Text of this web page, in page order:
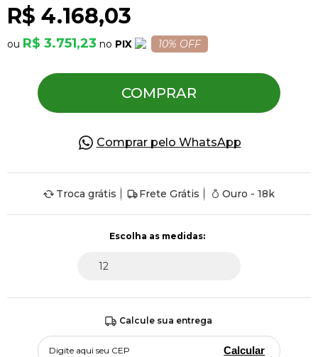
R$ 4.168,03
R$ 3.751,23 PIX 10% OFF
COMPRAR
Comprar pelo WhatsApp
Troca grátis Frete Grátis Ouro - 18k
Calcule sua entrega
Calcular
Pulseiras
Piercing
Pedras Preciosas
Presente